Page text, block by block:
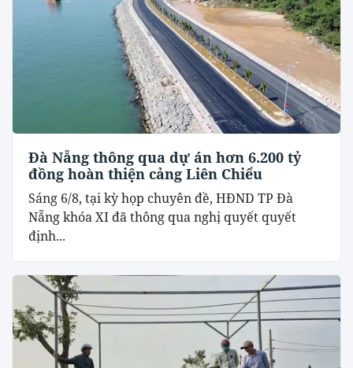
Đà Nẵng thông qua dự án hơn 6.200 tỷ
đồng hoàn thiện cảng Liên Chiểu
Sáng 6/8, tại kỳ họp chuyên đề, HĐND TP Đà
Nẵng khóa XI đã thông qua nghị quyết quyết
định...